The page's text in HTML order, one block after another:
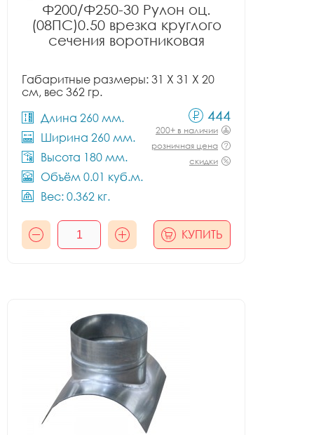
Ф200/Ф250-30 Рулон оц.
(08ПС)0.50 врезка круглого
сечения воротниковая
Габаритные размеры: 31 X 31 X 20
см, вес 362 гр.
Длина 260 мм.
Ширина 260 мм.
Высота 180 мм.
Объём 0.01 куб.м.
Вес: 0.362 кг.
444
200+ в наличии
розничная цена
скидки
КУПИТЬ